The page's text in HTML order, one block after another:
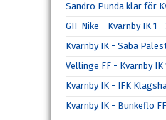
Sandro Punda klar för
GIF Nike - Kvarnby IK 1
Kvarnby IK - Saba
Vellinge FF - Kvarnby
Kvarnby IK - IFK
Kvarnby IK - Bunkeflo